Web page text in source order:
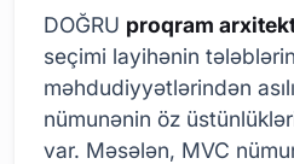
DOĞRU proqram
seçimi layihənin
məhdudiyyətlərindən
nümunənin öz
var. Məsələn, MVC